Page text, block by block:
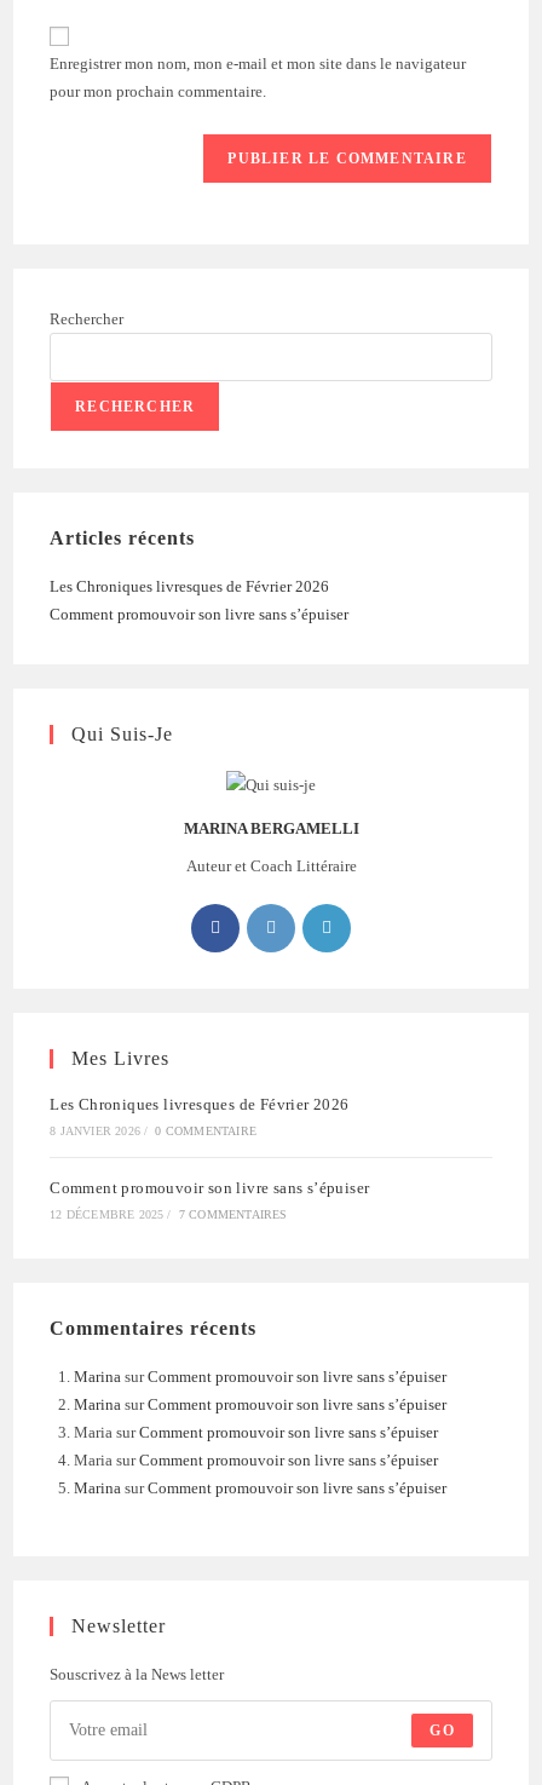
Enregistrer mon nom, mon e-mail et mon site dans le navigateur
pour mon prochain commentaire.
Rechercher
RECHERCHER
Articles récents
Les Chroniques livresques de Février 2026
Comment promouvoir son livre sans s’épuiser
Qui Suis-Je
MARINA BERGAMELLI
Auteur et Coach Littéraire
Mes Livres
Les Chroniques livresques de Février 2026
8 JANVIER 2026 / 0 COMMENTAIRE
Comment promouvoir son livre sans s’épuiser
12 DÉCEMBRE 2025 / 7 COMMENTAIRES
Commentaires récents
Marina surComment promouvoir son livre sans s’épuiser
Marina surComment promouvoir son livre sans s’épuiser
Maria surComment promouvoir son livre sans s’épuiser
Maria surComment promouvoir son livre sans s’épuiser
Marina surComment promouvoir son livre sans s’épuiser
Newsletter
Souscrivez à la News letter
GO